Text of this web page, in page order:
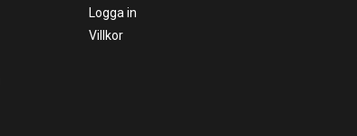
Logga in
Villkor